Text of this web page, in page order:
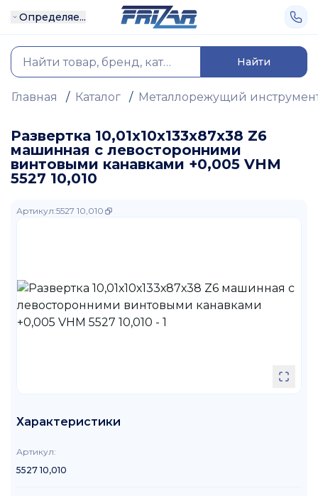
Определяе...
Найти
Главная / Каталог / Металлорежущий
Развертка 10,01х10х133х87х38 Z6
машинная с левосторонними
винтовыми канавками +0,005 VHM
5527 10,010
Артикул:5527 10,010
Характеристики
Артикул:
5527 10,010